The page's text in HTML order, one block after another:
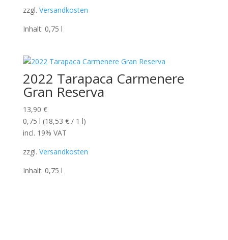
zzgl. Versandkosten
Inhalt: 0,75 l
2022 Tarapaca Carmenere
Gran Reserva
13,90 €
0,75 l (18,53 €/ 1 l)
incl. 19% VAT
zzgl. Versandkosten
Inhalt: 0,75 l